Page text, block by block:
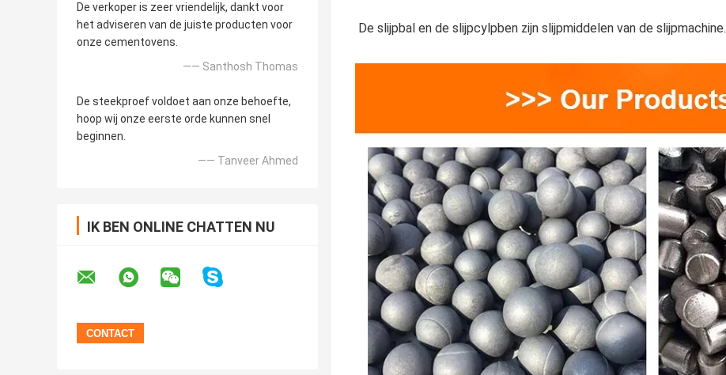
De verkoper is zeer vriendelijk, dankt voor
het adviseren van de juiste producten voor
onze cementovens.
—— Santhosh Thomas
De steekproef voldoet aan onze behoefte,
hoop wij onze eerste orde kunnen snel
beginnen.
—— Tanveer Ahmed
IK BEN ONLINE CHATTEN NU
De slijpbal en de slijpcylpben zijn slijpmiddelen van de slijpmachine.